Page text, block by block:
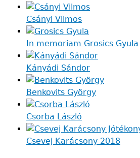
Csányi Vilmos
In memoriam Grosics Gyula
Kányádi Sándor
Benkovits György
Csorba László
Csevej Karácsony 2018